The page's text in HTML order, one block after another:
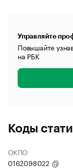
Управляйте
Повышайте
на РБК
Коды
ОКПО
0162098022